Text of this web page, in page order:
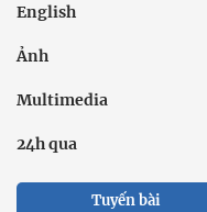
English
Ảnh
Multimedia
24h qua
Tuyến bài